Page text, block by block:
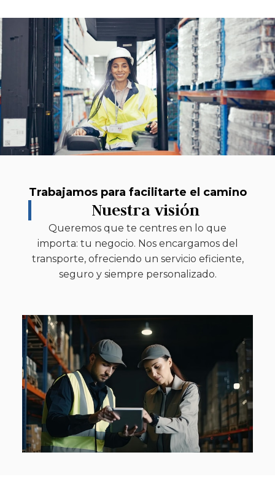
Trabajamos para facilitarte el camino
Nuestra visión
Queremos que te centres en lo que
importa: tu negocio. Nos encargamos del
transporte, ofreciendo un servicio eficiente,
seguro y siempre personalizado.